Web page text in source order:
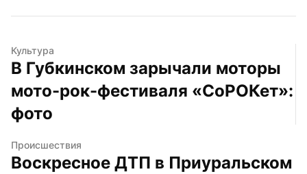
Культура
В Губкинском зарычали моторы
мото-рок-фестиваля «СоРОКет»:
фото
Происшествия
Воскресное ДТП в Приуральском